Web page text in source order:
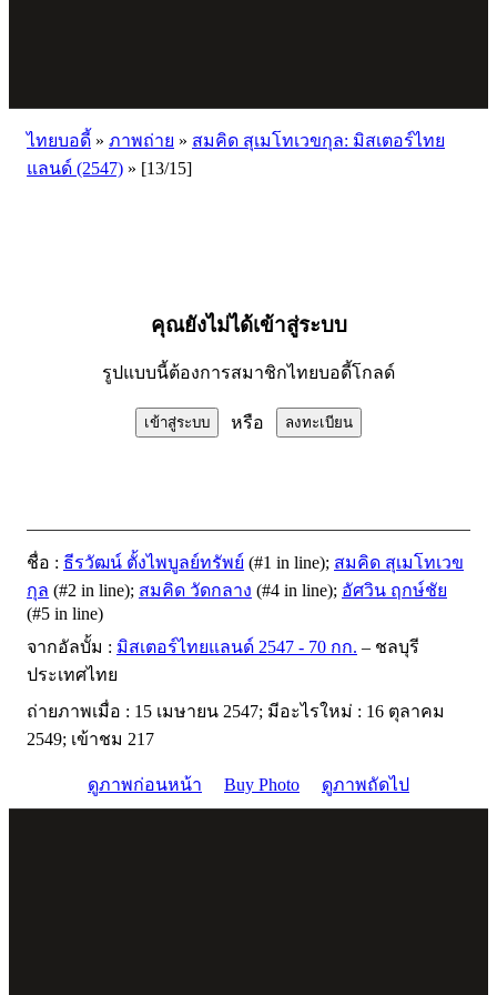
ไทยบอดี้ » ภาพถ่าย » สมคิด สุเมโทเวขกุล: มิสเตอร์ไทย
แลนด์ (2547) » [13/15]
คุณยังไม่ได้เข้าสู่ระบบ
รูปแบบนี้ต้องการสมาชิกไทยบอดี้โกลด์
หรือ
ชื่อ : ธีรวัฒน์ ตั้งไพบูลย์ทรัพย์ (#1 in line); สมคิด สุเมโทเวข
กุล (#2 in line); สมคิด วัดกลาง (#4 in line); อัศวิน ฤกษ์ชัย
(#5 in line)
จากอัลบั้ม : มิสเตอร์ไทยแลนด์ 2547 - 70 กก. – ชลบุรี
ประเทศไทย
ถ่ายภาพเมื่อ : 15 เมษายน 2547; มีอะไรใหม่ : 16 ตุลาคม
2549; เข้าชม 217
ดูภาพก่อนหน้า Buy Photo ดูภาพถัดไป